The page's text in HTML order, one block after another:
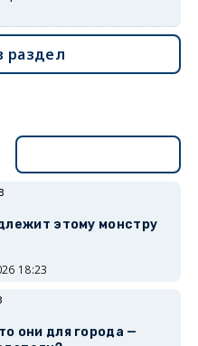
раздел
этому монстру
18:23
они для города —